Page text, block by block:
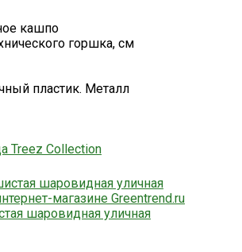
кашпо
горшка, см
пластик. Металл
Treez Collection
шаровидная уличная